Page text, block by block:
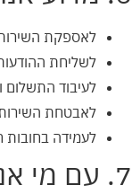
לאספקת
לשליחת
לעיבוד התשלום
לאבטחת השירות
לעמידה בחובות
7. עם מי אנו חולקים את המידע